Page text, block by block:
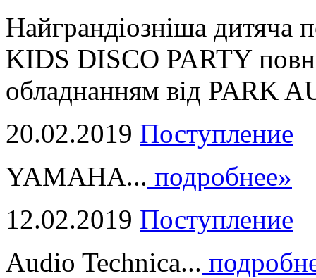
Найграндіозніша дитяча
KIDS DISCO PARTY
обладнанням від PARK
20.02.2019 Поступление
YAMAHA... подробнее»
12.02.2019 Поступление
Audio Technica...